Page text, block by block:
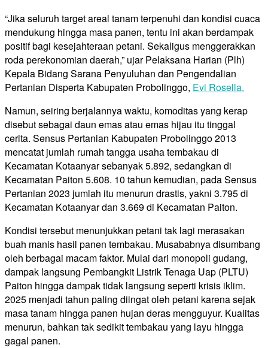
“Jika seluruh target areal tanam terpenuhi dan kondisi cuaca
mendukung hingga masa panen, tentu ini akan berdampak
positif bagi kesejahteraan petani. Sekaligus menggerakkan
roda perekonomian daerah,” ujar Pelaksana Harian (Plh)
Kepala Bidang Sarana Penyuluhan dan Pengendalian
Pertanian Disperta Kabupaten Probolinggo, Evi Rosella.
Namun, seiring berjalannya waktu, komoditas yang kerap
disebut sebagai daun emas atau emas hijau itu tinggal
cerita. Sensus Pertanian Kabupaten Probolinggo 2013
mencatat jumlah rumah tangga usaha tembakau di
Kecamatan Kotaanyar sebanyak 5.892, sedangkan di
Kecamatan Paiton 5.608. 10 tahun kemudian, pada Sensus
Pertanian 2023 jumlah itu menurun drastis, yakni 3.795 di
Kecamatan Kotaanyar dan 3.669 di Kecamatan Paiton.
Kondisi tersebut menunjukkan petani tak lagi merasakan
buah manis hasil panen tembakau. Musababnya disumbang
oleh berbagai macam faktor. Mulai dari monopoli gudang,
dampak langsung Pembangkit Listrik Tenaga Uap (PLTU)
Paiton hingga dampak tidak langsung seperti krisis iklim.
2025 menjadi tahun paling diingat oleh petani karena sejak
masa tanam hingga panen hujan deras mengguyur. Kualitas
menurun, bahkan tak sedikit tembakau yang layu hingga
gagal panen.